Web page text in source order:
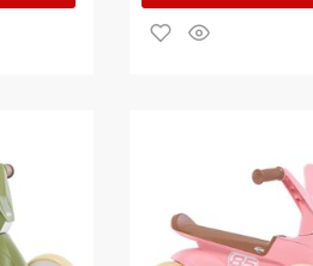
VARUKORGEN